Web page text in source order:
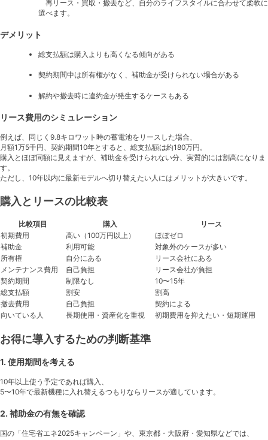
再リース・買取・撤去など、自分のライフスタイルに合わせて柔軟に
選べます。
デメリット
総支払額は購入よりも高くなる傾向がある
契約期間中は所有権がなく、補助金が受けられない場合がある
解約や撤去時に違約金が発生するケースもある
リース費用のシミュレーション
例えば、同じく9.8キロワット時の蓄電池をリースした場合、
月額1万5千円、契約期間10年とすると、総支払額は約180万円。
購入とほぼ同額に見えますが、補助金を受けられない分、実質的には割高になりま
す。
ただし、10年以内に最新モデルへ切り替えたい人にはメリットが大きいです。
購入とリースの比較表
比較項目 購入
リース
初期費用
高い（100万円以上）
ほぼゼロ
補助金
利用可能
対象外のケースが多い
所有権
自分にある
リース会社にある
メンテナンス費用
自己負担
リース会社が負担
契約期間
制限なし
10〜15年
総支払額
割安
割高
撤去費用
自己負担
契約による
向いている人
長期使用・資産化を重視 初期費用を抑えたい・短期運用
お得に導入するための判断基準
1. 使用期間を考える
10年以上使う予定であれば購入、
5〜10年で最新機種に入れ替えるつもりならリースが適しています。
2. 補助金の有無を確認
国の「住宅省エネ2025キャンペーン」や、東京都・大阪府・愛知県などでは、